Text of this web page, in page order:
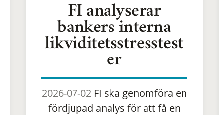
FI analyserar
bankers interna
likviditetsstresstest
er
2026-07-02FI ska genomföra en
fördjupad analys för att få en